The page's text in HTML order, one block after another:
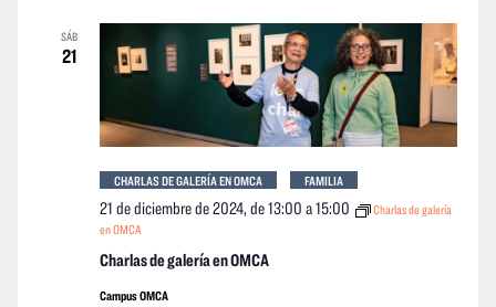
de
los
SÁB
21
Charlas de galería en OMCA
21 de diciembre de 2024, de 13:00 a15:00
Charlas de galería
en OMCA
CHARLAS DE GALERÍA EN OMCA FAMILIA
Campus OMCA